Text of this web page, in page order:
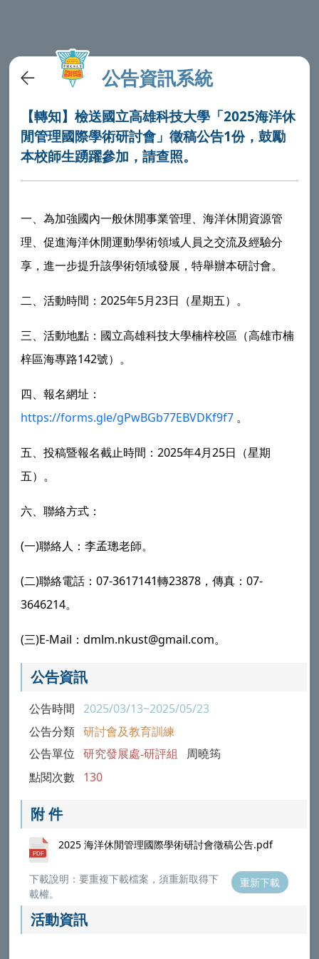
公告資訊系統
【轉知】檢送國立高雄科技大學「2025海洋休
閒管理國際學術研討會」徵稿公告1份，鼓勵
本校師生踴躍參加，請查照。
一、為加強國內一般休閒事業管理、海洋休閒資源管
理、促進海洋休閒運動學術領域人員之交流及經驗分
享，進一步提升該學術領域發展，特舉辦本研討會。
二、活動時間： 2025年5月 23日（星期五）。
三、活動地點： 國立高雄科技大學楠梓校區（高雄市楠
梓區海專路142號）。
四、報名網址：
https://forms.gle/gPwBGb77EBVDKf9f7 。
五、投稿暨報名截止時間： 2025年4月 25日（星期
五）。
六、聯絡方式：
(一)聯絡人：李孟璁老師。
(二)聯絡電話：07-3617141轉23878 ，傳真：07-
3646214。
(三)E-Mail ：dmlm.nkust@gmail.com。
公告資訊
公告時間 2025/03/13~2025/05/23
公告分類 研討會及教育訓練
公告單位 研究發展處-研評組 周曉筠
點閱次數 130
附 件
2025 海洋休閒管理國際學術研討會徵稿公告.pdf
下載說明：要重複下載檔案，須重新取得下
載權。
重新下載
活動資訊